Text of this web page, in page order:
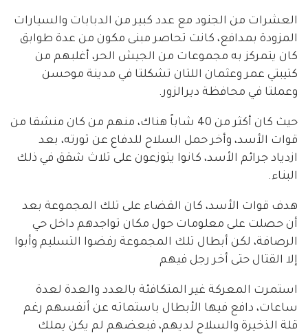
العشرات من الجنود مع عدد كبير من الدبابات والسيارات
المزودة بمدافع، كانت تحاصر مبنى مكون من عدة طوابق
كان يتمركز به مجموعات من الجيش الحر، أغلبهم من
كتيبتي عمر وعثمان اللتان تشكلتا في مدينة موحسن
وعملتا في محافظة ديرالزور.
حيث كان أكثر من 40 شاباً هناك، منهم من كان منشقا من
قوات الأسد، وأخر حمل السلاح للدفاع عن ثورته، بعد
ازدياد جرائم الأسد، كانوا يتوزعون على ثلاث شقق في ذلك
البناء.
هدف قوات الأسد، كان القضاء على تلك المجموعة بعد
أن حصلت على معلومات حول مكان تواجدهم داخل حي
الرصافة، لكن أبطال تلك المجموعة رفضوا التسليم وأبوا
إلا القتال حتى أخر رجل فيهم
استمرت المعركة غير المتكافئة بالعدد والعدة لعدة
ساعات، دافع فيها الأبطال باستماته عن أنفسهم رغم
قلة الذخيرة والسلاح لديهم، فبعضهم لم يكن يملك